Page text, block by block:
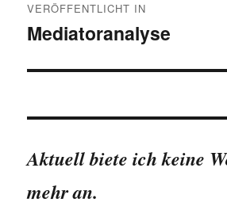
VERÖFFENTLICHT IN
Mediatoranalyse
Aktuell biete ich keine
mehr an.